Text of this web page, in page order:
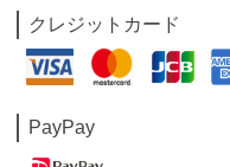
クレジットカード
PayPay